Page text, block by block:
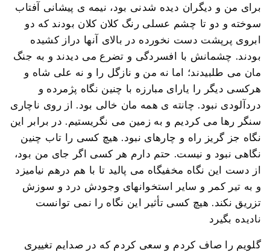
برای من و دیگران دیده شدنی بود، نیمه ی پیشانی آفتاب
سوخته و دو تا چشم عسلی رنگ کلان کلان بودند که دو
ابروی پرپشت دست نخورده در بالای آنها دراز کشیده
بودند. چشمانش با افسردگی و تضرع می دیدند و به جنگ
مان می طلبیدند؛ اما نه من و نازگل را و نه علی شاه و
هرکسی دیگر را یارای مبارزه با چنین نگاه پژمرده و
دردآلودی نبود. چانته ی همه مان خالی بود. از روی ناچاری
سنگر رها می کردیم و به زمین می نگریستیم. در برابر این
نگاه جز گریز راه و چارهای نبود. هیچ کسی را تاب چنین
نگاهی نبود و نیست. حتم دارم هر کسی اگر جای من بود،
از دست این نگاه مخفیگاه می پالید تا با هم درهم نیامیزد
و به تیر کمر و سایر استخوانهای وجودش درد و سوزش
تزریق نکند. هیچ کسی تأثیر این نگاه را نمی توانست
نادیده بگیرد
گلویم را صاف کردم و سعی کردم که در صدایم تغییری